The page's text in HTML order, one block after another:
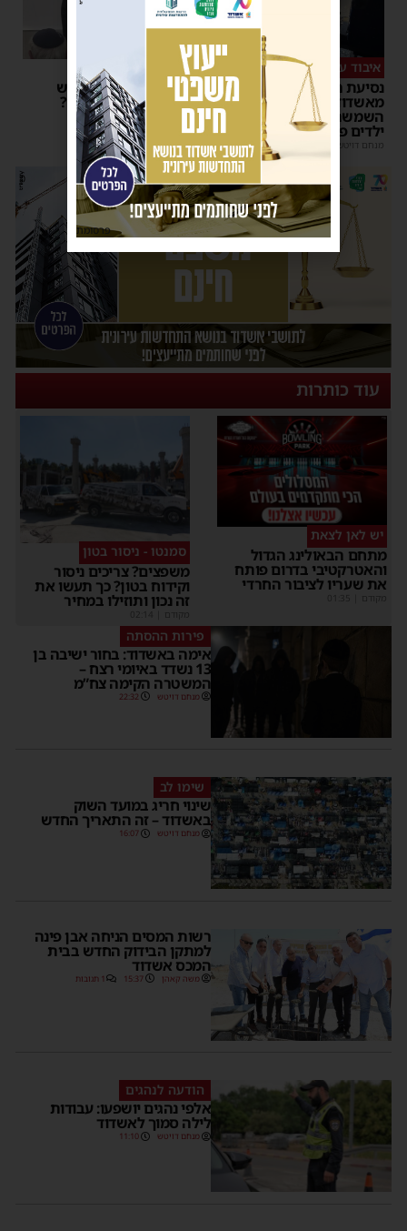
איבוד עשתונות
נסיעת האימים באוטובוס
מאשדוד: הנהג ניפץ את
השמשה לעיני הנוסעים –
ילדים פרצו בבכי
מנחם דויטש
צפו
על מה שוחחו מ"מ ראש
העיר והחיד"א אברג׳ל?
יוסי יחזקאלי |
23:37
עוד כותרות
יש לאן לצאת
מתחם הבאולינג הגדול
והאטרקטיבי בדרום פותח
את שעריו לציבור החרדי
מקודם
סמנטו - ניסור בטון
משפצים? צריכים ניסור
וקידוח בטון? כך תעשו את
זה נכון ותוזילו במחיר
מקודם
פירות ההסתה
אימה באשדוד: בחור ישיבה בן
13 נשדד באיומי רצח –
המשטרה הקימה צח”מ
מנחם דויטש 22:32
שימו לב
שינוי חריג במועד השוק
באשדוד – זה התאריך החדש
מנחם דויטש 16:07
רשות המסים הניחה אבן פינה
למתקן הבידוק החדש בבית
המכס אשדוד
משה קאהן 15:37 1 תגובות
הודעה לנהגים
אלפי נהגים יושפעו: עבודות
לילה סמוך לאשדוד
מנחם דויטש 11:10
פרסומת